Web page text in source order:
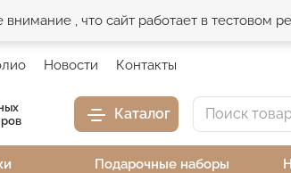
, что сайт работает в тестовом
Новости Контакты
Каталог
Подарочные наборы